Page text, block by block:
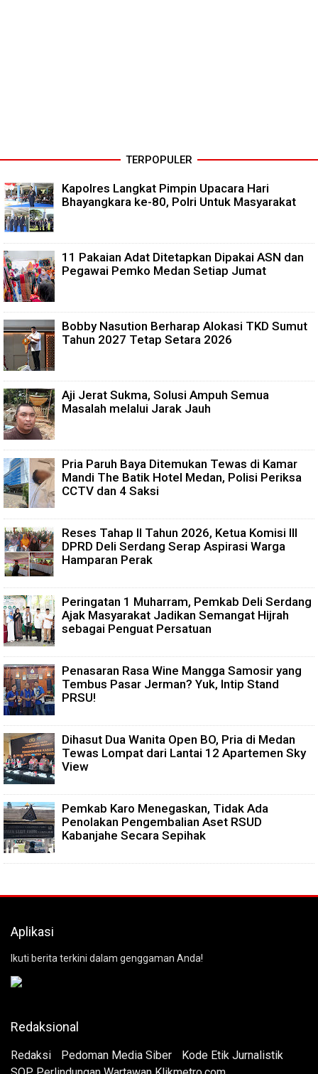
TERPOPULER
Kapolres Langkat Pimpin Upacara Hari
Bhayangkara ke-80, Polri Untuk Masyarakat
11 Pakaian Adat Ditetapkan Dipakai ASN dan
Pegawai Pemko Medan Setiap Jumat
Bobby Nasution Berharap Alokasi TKD Sumut
Tahun 2027 Tetap Setara 2026
Aji Jerat Sukma, Solusi Ampuh Semua
Masalah melalui Jarak Jauh
Pria Paruh Baya Ditemukan Tewas di Kamar
Mandi The Batik Hotel Medan, Polisi Periksa
CCTV dan 4 Saksi
Reses Tahap II Tahun 2026, Ketua Komisi III
DPRD Deli Serdang Serap Aspirasi Warga
Hamparan Perak
Peringatan 1 Muharram, Pemkab Deli Serdang
Ajak Masyarakat Jadikan Semangat Hijrah
sebagai Penguat Persatuan
Penasaran Rasa Wine Mangga Samosir yang
Tembus Pasar Jerman? Yuk, Intip Stand
PRSU!
Dihasut Dua Wanita Open BO, Pria di Medan
Tewas Lompat dari Lantai 12 Apartemen Sky
View
Pemkab Karo Menegaskan, Tidak Ada
Penolakan Pengembalian Aset RSUD
Kabanjahe Secara Sepihak
Aplikasi
Ikuti berita terkini dalam genggaman Anda!
Redaksional
Redaksi Pedoman Media Siber
Kode Etik Jurnalistik